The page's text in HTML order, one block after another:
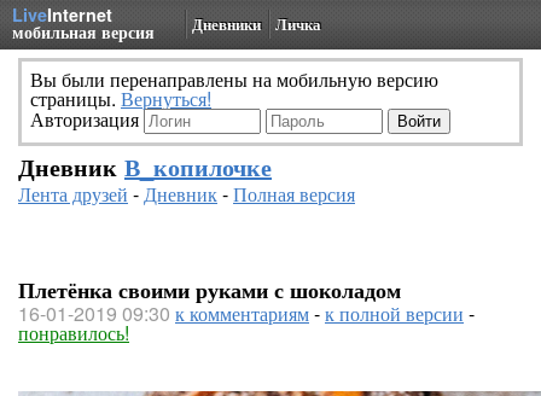
LiveInternet
мобильная версия Дневники Личка
Вы были перенаправлены на мобильную версию
страницы. Вернуться!
Авторизация
Дневник В_копилочке
Лента друзей -Дневник-Полная версия
Плетёнка своими руками с шоколадом
16-01-2019 09:30 к комментариям-к полной версии -
понравилось!